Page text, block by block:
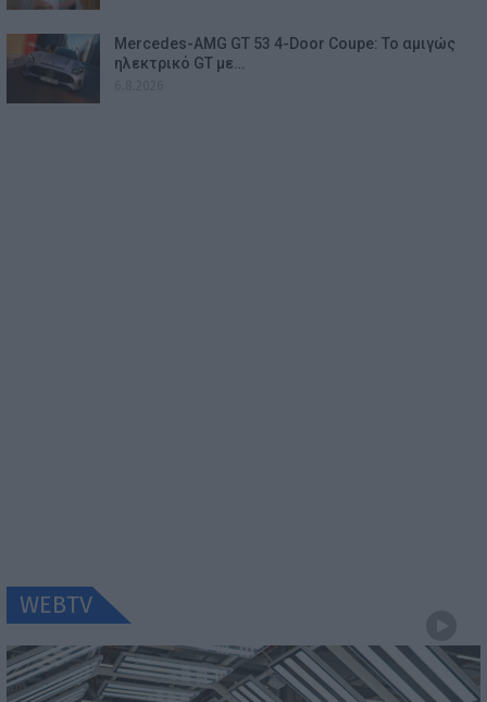
Mercedes-AMG GT 53 4-Door Coupe: Το αμιγώς
ηλεκτρικό GT με…
WEBTV